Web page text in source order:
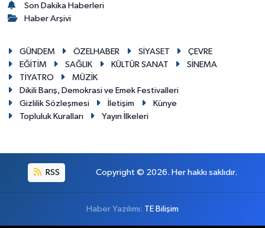
Son Dakika Haberleri
Haber Arşivi
GÜNDEM ÖZELHABER SİYASET
ÇEVRE
EĞİTİM
SAĞLIK KÜLTÜR SANAT
SİNEMA
TİYATRO
MÜZİK
Dikili Barış, Demokrasi ve Emek Festivalleri
Gizlilik Sözleşmesi
İletişim
Künye
Topluluk Kuralları
Yayın İlkeleri
RSS Copyright © 2026. Her hakkı saklıdır.
Haber Yazılımı: TE Bilişim